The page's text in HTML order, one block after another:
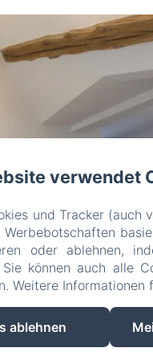
verwendet
und Tracker (auch
oder ablehnen,
können auch alle
Weitere Informationen
ablehnen